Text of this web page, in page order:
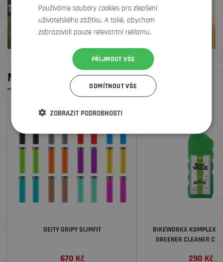
TREK zdarma
MOHLO BY SE VÁM LÍBIT
DEITY GRIPY SLIMFIT
670 Kč
BIKEWORKX
GREENER CLEANER
290 Kč
Používáme soubory cookies pro zlepšení
uživatelského zážitku. A také, abychom
zobrazovali pouze relevantní reklamu.
PŘIJMOUT VŠE
ODMÍTNOUT VŠE
ZOBRAZIT PODROBNOSTI